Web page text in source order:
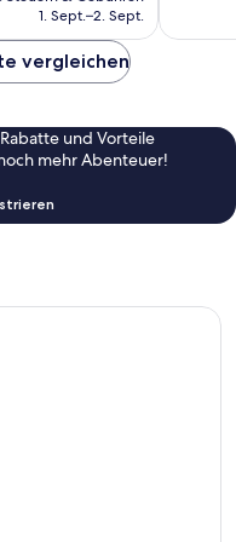
beträgt
1. Sept.–2. Sept.
vergleichen
und Vorteile
mehr Abenteuer!